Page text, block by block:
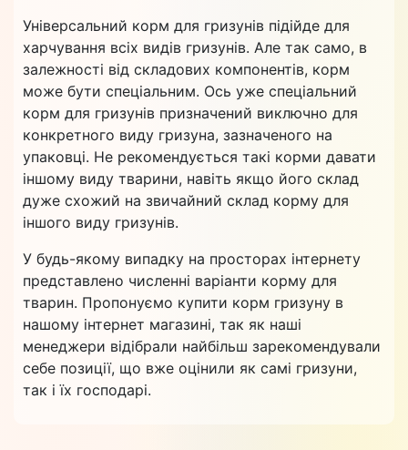
Універсальний корм для гризунів підійде для
харчування всіх видів гризунів. Але так само, в
залежності від складових компонентів, корм
може бути спеціальним. Ось уже спеціальний
корм для гризунів призначений виключно для
конкретного виду гризуна, зазначеного на
упаковці. Не рекомендується такі корми давати
іншому виду тварини, навіть якщо його склад
дуже схожий на звичайний склад корму для
іншого виду гризунів.
У будь-якому випадку на просторах інтернету
представлено численні варіанти корму для
тварин. Пропонуємо купити корм гризуну в
нашому інтернет магазині, так як наші
менеджери відібрали найбільш зарекомендували
себе позиції, що вже оцінили як самі гризуни,
так і їх господарі.